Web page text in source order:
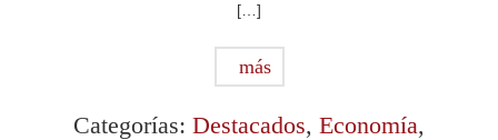
[…]
más
Categorías: Destacados, Economía,